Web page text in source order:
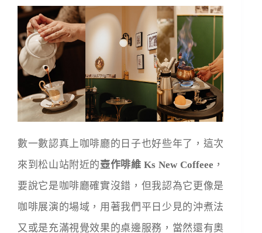
數一數認真上咖啡廳的日子也好些年了，這次
來到松山站附近的壺作啡維 Ks New Coffeee ，
要說它是咖啡廳確實沒錯，但我認為它更像是
咖啡展演的場域，用著我們平日少見的沖煮法
又或是充滿視覺效果的桌邊服務，當然還有奧